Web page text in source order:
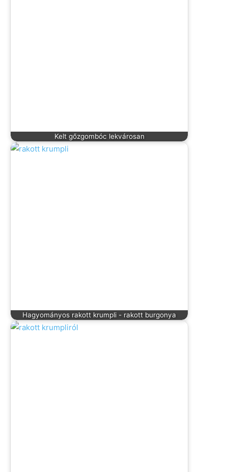
Kelt gőzgombóc lekvárosan
Hagyományos rakott krumpli - rakott burgonya